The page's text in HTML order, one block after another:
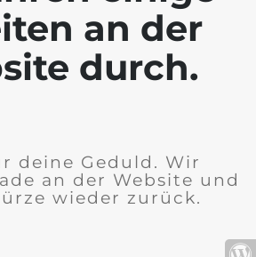
an der
durch.
deine Geduld. Wir
an der Website und
wieder zurück.